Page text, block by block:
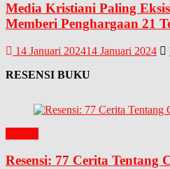
Media Kristiani Paling
Memberi Penghargaan 21
14 Januari 202414 Januari 2024
RESENSI BUKU
Resensi: 77 Cerita